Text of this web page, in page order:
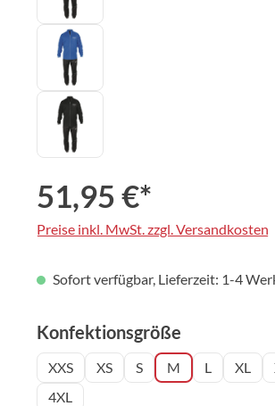
51,95 €*
Preise inkl. MwSt. zzgl. Versandkosten
Sofort verfügbar, Lieferzeit: 1-4
Konfektionsgröße
XXS XS S M L XL
4XL